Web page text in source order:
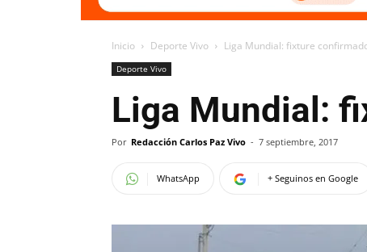
Inicio Deporte Vivo Liga Mundial: fixture
Deporte Vivo
Liga Mundial:
Por Redacción Carlos Paz Vivo - 7 septiembre, 2017
WhatsApp + Seguinos en Google